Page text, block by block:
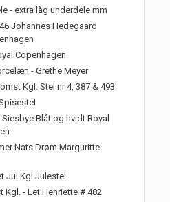
- extra låg underdele mm
Johannes Hedegaard
Copenhagen
- Grethe Meyer
Kgl. Stel nr 4, 387 & 493
Blåt og hvidt Royal
Nats Drøm Marguritte
Jul Kgl Julestel
Kgl. - Let Henriette # 482